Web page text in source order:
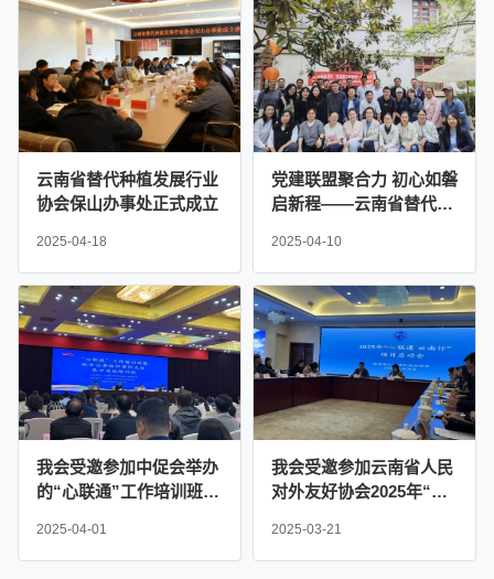
云南省替代种植发展行业
协会保山办事处正式成立
2025-04-18
党建联盟聚合力 初心如磐
启新程——云南省替代种
合严家地社区党委举办主
题茶话会
2025-04-10
我会受邀参加中促会举办
的“心联通”工作培训班暨
设培训班
2025-04-01
我会受邀参加云南省人民
对外友好协会2025年“心
2025-03-21